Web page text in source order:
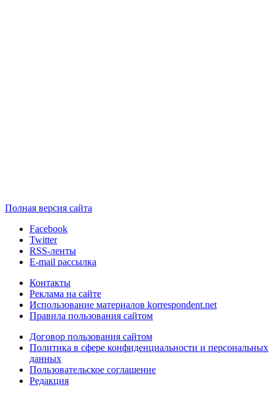
Полная версия сайта
Facebook
Twitter
RSS-ленты
E-mail рассылка
Контакты
Реклама на сайте
Использование материалов korrespondent.net
Правила пользования сайтом
Договор пользования сайтом
Политика в сфере конфиденциальности и персональных
данных
Пользовательское соглашение
Редакция